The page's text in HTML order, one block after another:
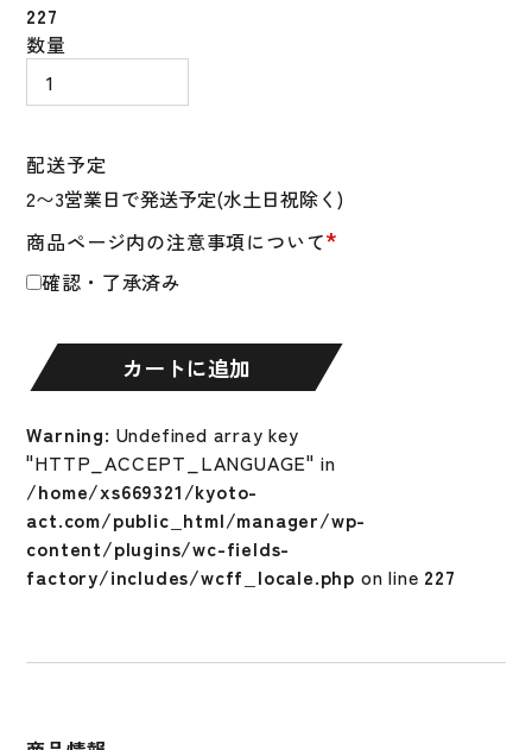
商品ページ内の注意事項について*
確認・了承済み
配送予定
数量
野
バ
ト
式
大
人
金
グ
ロ
バ
ル
エ
リ
ー
ト
コ
カートに追加
227
Warning: Undefined array key
"HTTP_ACCEPT_LANGUAGE" in
/home/xs669321/kyoto-
act.com/public_html/manager/wp-
content/plugins/wc-fields-
factory/includes/wcff_locale.php on line 227